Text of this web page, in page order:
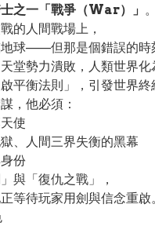
之一「戰爭（War）」 。
的人間戰場上，
球——但那是個錯誤的時
堂勢力潰敗，人類世界化
平衡法則」，引發世界終
，他必須：
使
、人間三界失衡的黑幕
份
與「復仇之戰」，
等待玩家用劍與信念重啟